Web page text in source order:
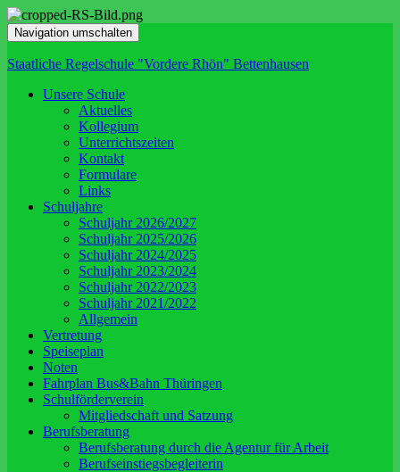
Navigation umschalten
Staatliche Regelschule "Vordere Rhön" Bettenhausen
Unsere Schule
Aktuelles
Kollegium
Unterrichtszeiten
Kontakt
Formulare
Links
Schuljahre
Schuljahr 2026/2027
Schuljahr 2025/2026
Schuljahr 2024/2025
Schuljahr 2023/2024
Schuljahr 2022/2023
Schuljahr 2021/2022
Allgemein
Vertretung
Speiseplan
Noten
Fahrplan Bus&Bahn Thüringen
Schulförderverein
Mitgliedschaft und Satzung
Berufsberatung
Berufsberatung durch die Agentur für Arbeit
Berufseinstiegsbegleiterin